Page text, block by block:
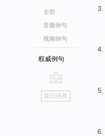
全部
音频例句
视频例句
权威例句
go
top
返回词典